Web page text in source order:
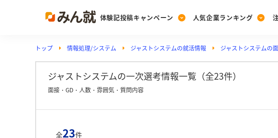
体験記投稿キャンペーン
Post
投稿する
[27
人気企業ランキング
Ranking
ランキングを見る
Vote
PickUp
注目の企業特集
トップ 情報処理/システム ジャストシステムの就活情報 ジャストシステムの
ジャストシステムの一次選考情報一覧（全23件）
面接・GD・人数・雰囲気・質問内容
全23件